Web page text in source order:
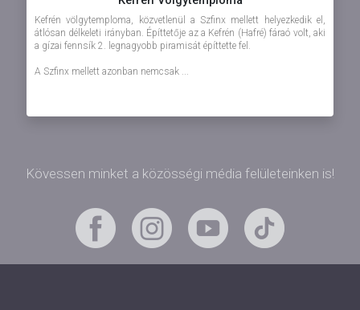
Kefrén völgytemploma, közvetlenül a Szfinx mellett helyezkedik el,
átlósan délkeleti irányban. Építtetője az a Kefrén (Hafré) fáraó volt, aki
a gízai fennsík 2. legnagyobb piramisát építtette fel.
A Szfinx mellett azonban nemcsak ...
Kövessen minket a közösségi média felületeinken is!